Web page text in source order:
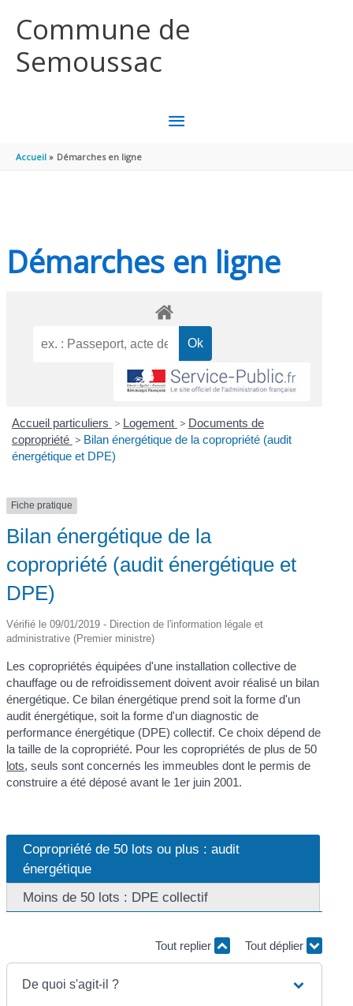
Commune de
Semoussac
MENU
Accueil Démarches en ligne
Démarches en ligne
Accueil particuliers > Logement > Documents de
copropriété > Bilan énergétique de la copropriété (audit
énergétique et DPE)
Fiche pratique
Bilan énergétique de la
copropriété (audit énergétique et
DPE)
Vérifié le 09/01/2019 - Direction de l'information légale et
administrative (Premier ministre)
Les copropriétés équipées d'une installation collective de
chauffage ou de refroidissement doivent avoir réalisé un bilan
énergétique. Ce bilan énergétique prend soit la forme d'un
audit énergétique, soit la forme d'un diagnostic de
performance énergétique (DPE) collectif. Ce choix dépend de
la taille de la copropriété. Pour les copropriétés de plus de 50
lots, seuls sont concernés les immeubles dont le permis de
construire a été déposé avant le 1er juin 2001.
Copropriété de 50 lots ou plus : audit
énergétique
Moins de 50 lots : DPE collectif
Tout replier Tout déplier
De quoi s'agit-il ?